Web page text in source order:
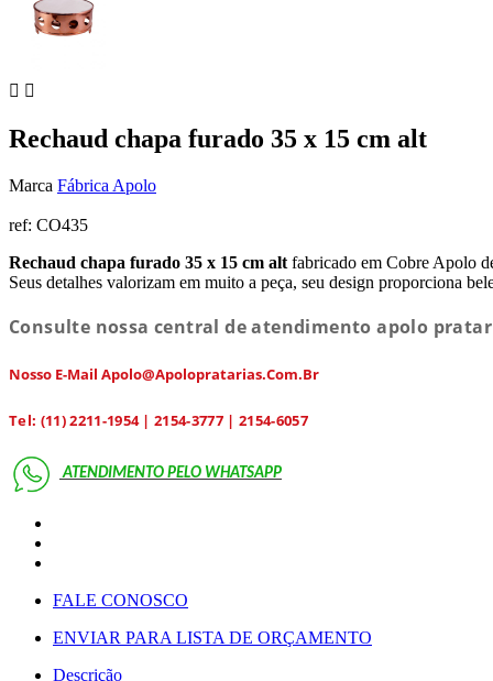
 
Rechaud chapa furado 35 x 15 cm alt
Marca Fábrica Apolo
ref: CO435
Rechaud chapa furado 35 x 15 cm alt fabricado em Cobre Apolo
Seus detalhes valorizam em muito a peça, seu design proporciona
Consulte nossa central de atendimento apolo
Nosso E-Mail Apolo@apolopratarias.com.br
Tel: (11) 2211-1954 | 2154-3777 | 2154-6057
ATENDIMENTO PELO WHATSAPP
FALE CONOSCO
ENVIAR PARA LISTA DE ORÇAMENTO
Descrição